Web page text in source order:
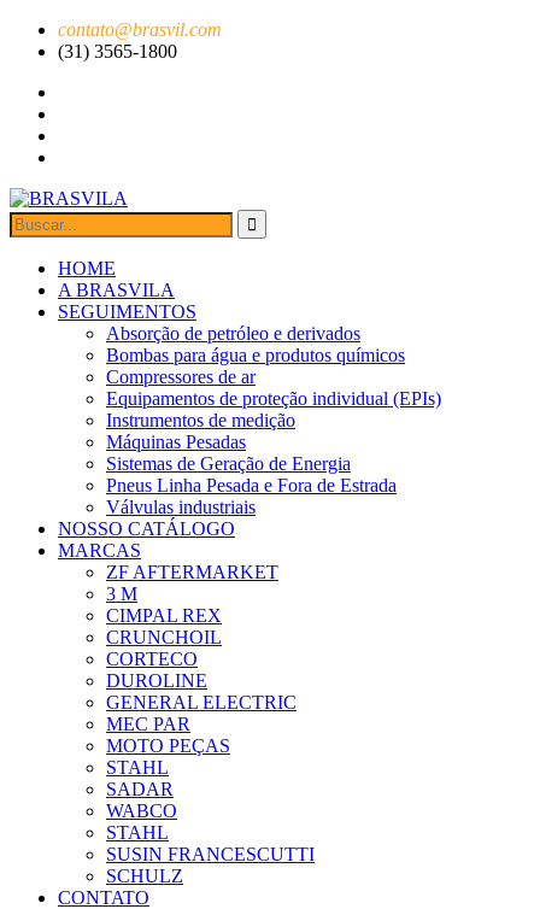
contato@brasvil.com
(31) 3565-1800
HOME
A BRASVILA
SEGUIMENTOS
Absorção de petróleo e derivados
Bombas para água e produtos químicos
Compressores de ar
Equipamentos de proteção individual (EPIs)
Instrumentos de medição
Máquinas Pesadas
Sistemas de Geração de Energia
Pneus Linha Pesada e Fora de Estrada
Válvulas industriais
NOSSO CATÁLOGO
MARCAS
ZF AFTERMARKET
3 M
CIMPAL REX
CRUNCHOIL
CORTECO
DUROLINE
GENERAL ELECTRIC
MEC PAR
MOTO PEÇAS
STAHL
SADAR
WABCO
STAHL
SUSIN FRANCESCUTTI
SCHULZ
CONTATO